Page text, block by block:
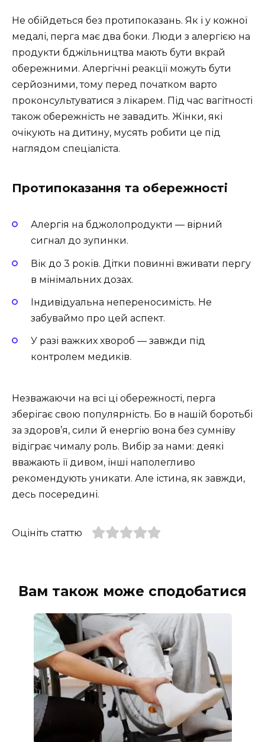
Не обійдеться без протипоказань. Як і у кожної
медалі, перга має два боки. Люди з алергією на
продукти бджільництва мають бути вкрай
обережними. Алергічні реакції можуть бути
серйозними, тому перед початком варто
проконсультуватися з лікарем. Під час вагітності
також обережність не завадить. Жінки, які
очікують на дитину, мусять робити це під
наглядом спеціаліста.
Протипоказання та обережності
Алергія на бджолопродукти — вірний
сигнал до зупинки.
Вік до 3 років. Дітки повинні вживати пергу
в мінімальних дозах.
Індивідуальна непереносимість. Не
забуваймо про цей аспект.
У разі важких хвороб — завжди під
контролем медиків.
Незважаючи на всі ці обережності, перга
зберігає свою популярність. Бо в нашій боротьбі
за здоров’я, сили й енергію вона без сумніву
відіграє чималу роль. Вибір за нами: деякі
вважають її дивом, інші наполегливо
рекомендують уникати. Але істина, як завжди,
десь посередині.
Оцініть статтю
Вам також може сподобатися